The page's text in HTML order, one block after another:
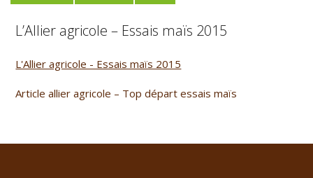
L’Allier agricole – Essais maïs 2015
L'Allier agricole - Essais maïs 2015
Article allier agricole – Top départ essais maïs